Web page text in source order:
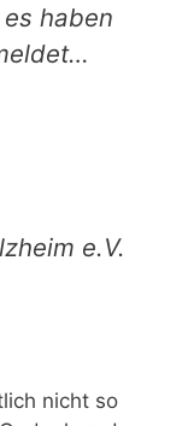
haben
e.V.
nicht so